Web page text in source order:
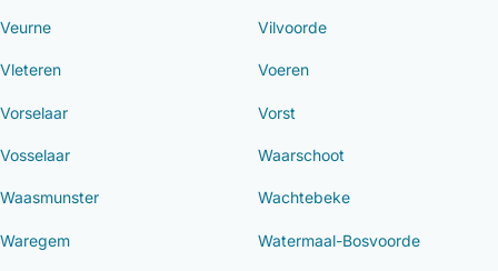
Veurne Vilvoorde
Vleteren Voeren
Vorselaar Vorst
Vosselaar Waarschoot
Waasmunster Wachtebeke
Waregem Watermaal-Bosvoorde